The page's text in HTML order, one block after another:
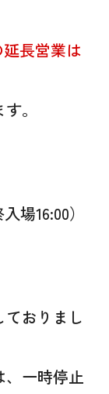
長営業は
。
場16:00）
おりまし
一時停止